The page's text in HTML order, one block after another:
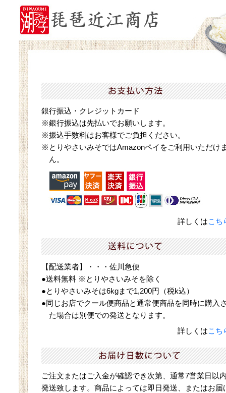
銀行振込・クレジットカード
※銀行振込は先払いでお願いします。
※振込手数料はお客様でご負担ください。
※とりやさいみそではAmazonペイをご利用いただけ
ん。
詳しくはこち
【配送業者】・・・佐川急便
●送料無料 ※とりやさいみそを除く
●とりやさいみそは6kgまで1,200円（税k込）
●同じお店でクール便商品と通常便商品を同時に購入
た場合は別便での発送となります。
詳しくはこち
ご注文またはご入金が確認でき次第、通常7営業日以
発送致します。商品によっては即日発送、またはお届